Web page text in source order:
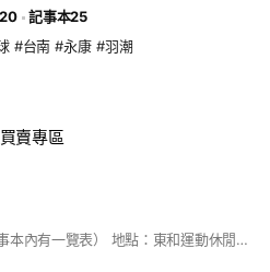
記事本25
#台南 #永康 #羽潮
賣專區
開團時間表如下（記事本內有一覽表） 地點：東和運動休閒館 （臺南市安南區安順里開安路200號） ✨每週二、五晚上 A時段｜19-21(2hr） B時段｜20-22(2hr） C時段｜19-22(3hr） ✨每週六 上午 A時段｜09-11(2hr） B時段｜10-12(2hr） C時段｜09-12(3hr） 下午 D時段｜14-16(2hr） E時段｜15-17(2hr） F時段｜14-17(3hr） ✨每週日 下午 A時段｜14-16(2hr） B時段｜15-17(2hr） C時段｜14-17(3hr） 晚上 D時段｜19-21(2hr） E時段｜20-22(2hr） F時段｜19-22(3hr） 🐳新手友善團｜初中階歡樂開打 費用 2hr：$180/ 人 3hr：$220/ 人 程度：1-6 用球：勝利天鵝級（同等級球） 上場方式：自由上場 👍新手友善，對新手勿殺球⚠️ 👍空調、音樂、好停車、淋浴✅️（自備水、館方備有飲料販賣機） 👍歡迎一起打球動動流汗 👍私訊容易忽略，報名直接底下留言 👍臨時取消請提前告知 👍歡迎報名「留言並註明段」喔❤️